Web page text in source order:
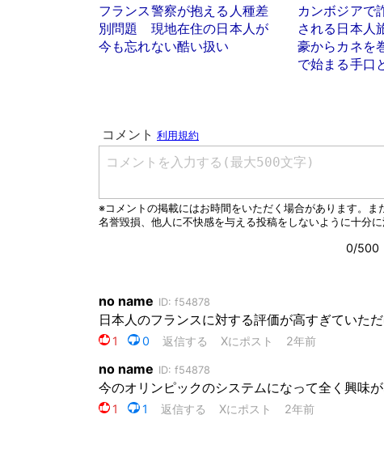
フランス警察が抱える人種差
別問題 現地在住の日本人が
今も忘れない酷い扱い
カンボジアで
される日本
豪からカネを
で始まる手口